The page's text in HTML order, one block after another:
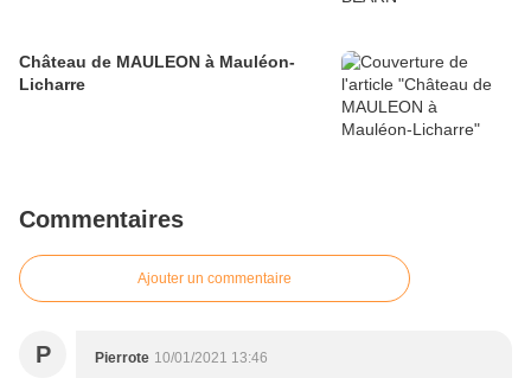
Château de MAULEON à Mauléon-
Licharre
Commentaires
Ajouter un commentaire
P Pierrote 10/01/2021 13:46